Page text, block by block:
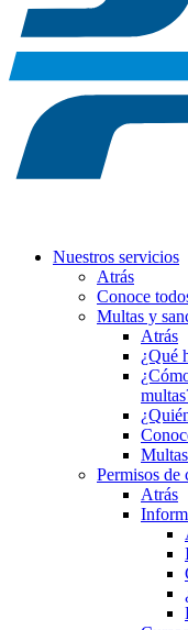
Nuestros servicios
Atrás
Conoce
Multas y
Atrás
¿Qué
Permisos de
Atrás